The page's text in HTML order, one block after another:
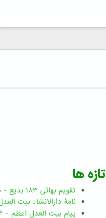
تازه ها
تقویم بهائی ۱۸۳ بدیع - نسخه چاپی
نامۀ دارالانشاء بیت العدل اعظم -
پیام بیت العدل اعظم - ۴ ژانویه ۲۰۲۶